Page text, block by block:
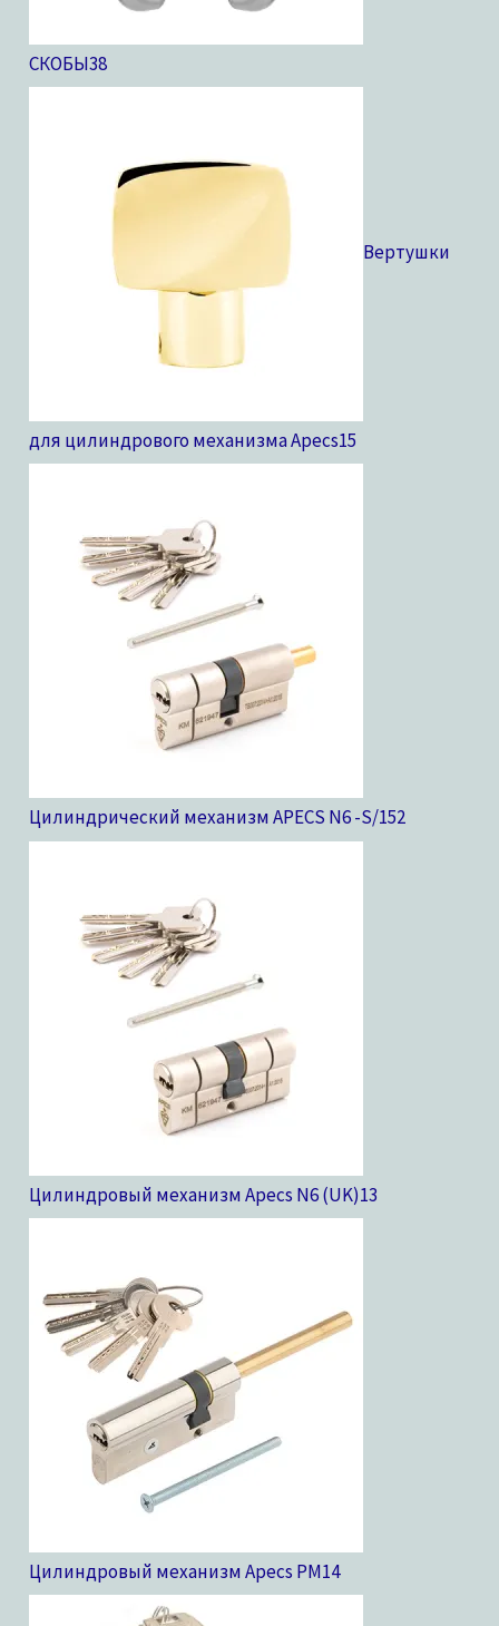
СКОБЫ38
Вертушки
для цилиндрового механизма Apecs15
Цилиндрический механизм APECS N6 -S/152
Цилиндровый механизм Apecs N6 (UK)13
Цилиндровый механизм Apecs PM14